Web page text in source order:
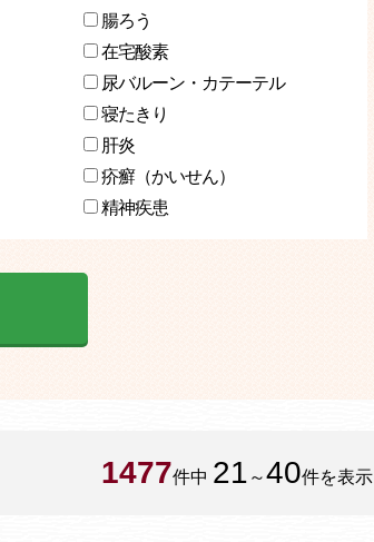
腸ろう
在宅酸素
尿バルーン・カテーテル
寝たきり
肝炎
疥癬（かいせん）
精神疾患
1477件中 21 ～40件を表示